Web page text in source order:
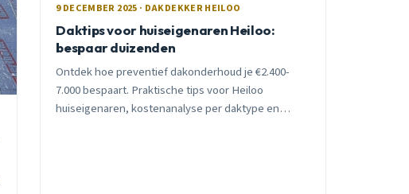
9 DECEMBER 2025 · DAKDEKKER HEILOO
Daktips voor huiseigenaren Heiloo:
bespaar duizenden
Ontdek hoe preventief dakonderhoud je €2.400-
7.000 bespaart. Praktische tips voor Heiloo
huiseigenaren, kostenanalyse per daktype en